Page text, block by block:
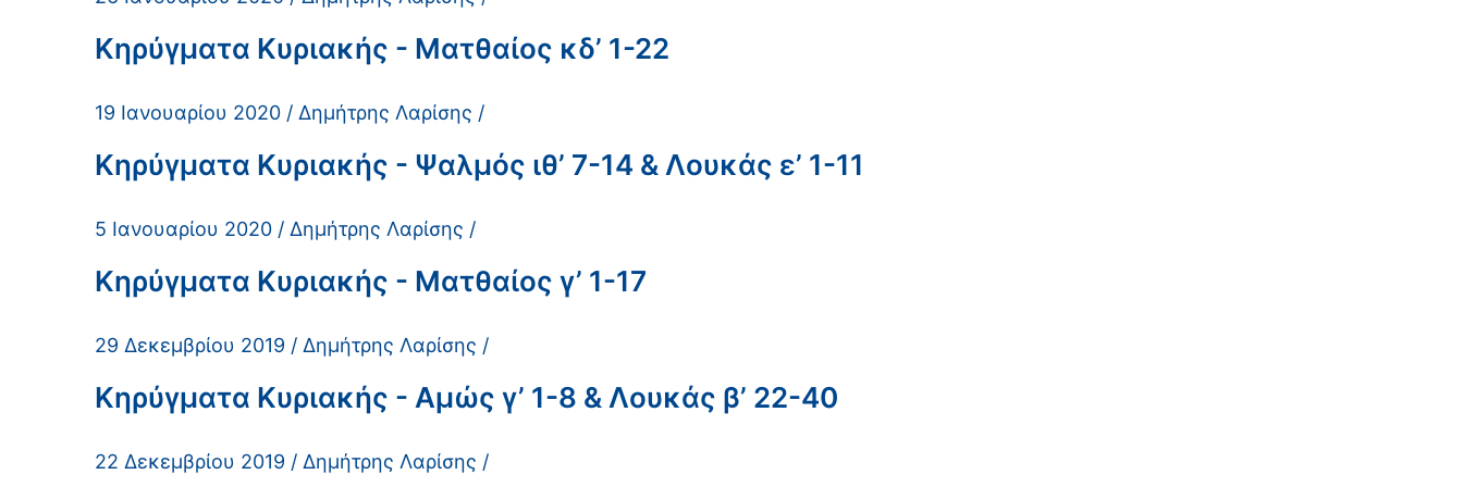
Κηρύγματα Κυριακής - Ματθαίος κδ’ 1-22
19 Ιανουαρίου 2020 / Δημήτρης Λαρίσης /
Κηρύγματα Κυριακής - Ψαλμός ιθ’ 7-14 & Λουκάς ε’ 1-11
5 Ιανουαρίου 2020 / Δημήτρης Λαρίσης /
Κηρύγματα Κυριακής - Ματθαίος γ’ 1-17
29 Δεκεμβρίου 2019 / Δημήτρης Λαρίσης /
Κηρύγματα Κυριακής - Αμώς γ’ 1-8 & Λουκάς β’ 22-40
22 Δεκεμβρίου 2019 / Δημήτρης Λαρίσης /